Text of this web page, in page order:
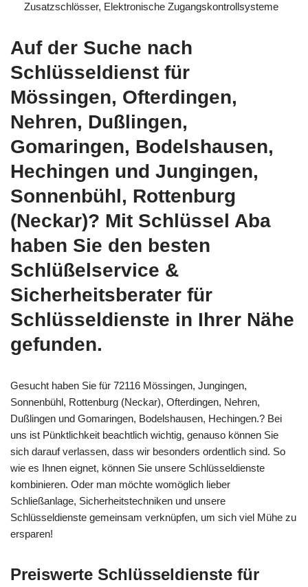
Zusatzschlösser, Elektronische Zugangskontrollsysteme
Auf der Suche nach
Schlüsseldienst für
Mössingen, Ofterdingen,
Nehren, Dußlingen,
Gomaringen, Bodelshausen,
Hechingen und Jungingen,
Sonnenbühl, Rottenburg
(Neckar)? Mit Schlüssel Aba
haben Sie den besten
Schlüßelservice &
Sicherheitsberater für
Schlüsseldienste in Ihrer Nähe
gefunden.
Gesucht haben Sie für 72116 Mössingen, Jungingen,
Sonnenbühl, Rottenburg (Neckar), Ofterdingen, Nehren,
Dußlingen und Gomaringen, Bodelshausen, Hechingen.? Bei
uns ist Pünktlichkeit beachtlich wichtig, genauso können Sie
sich darauf verlassen, dass wir besonders ordentlich sind. So
wie es Ihnen eignet, können Sie unsere Schlüsseldienste
kombinieren. Oder man möchte womöglich lieber
Schließanlage, Sicherheitstechniken und unsere
Schlüsseldienste gemeinsam verknüpfen, um sich viel Mühe zu
ersparen!
Preiswerte Schlüsseldienste für